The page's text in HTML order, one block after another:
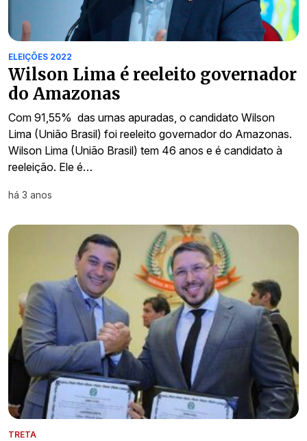
ELEIÇÕES 2022
Wilson Lima é reeleito governador
do Amazonas
Com 91,55% das urnas apuradas, o candidato Wilson
Lima (União Brasil) foi reeleito governador do Amazonas.
Wilson Lima (União Brasil) tem 46 anos e é candidato à
reeleição. Ele é…
há 3 anos
TRETA